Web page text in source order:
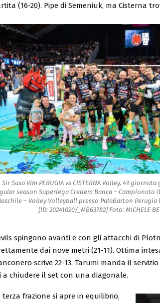
(16-20). Pipe di Semeniuk, ma Cisterna
Sir Susa Vim PERUGIA vs CISTERNA Volley, 4ª
season Superlega Credem Banca –
– Volley Volleyball presso PalaBarton Perugia
[ID: 20241020/_MB63782] Foto: MICHELE
spingono avanti e con gli attacchi di
dai nove metri (21-11). Ottima
scrive 22-13. Tarumi manda il
a chiudere il set con una diagonale.
terza frazione si apre in equilibrio,